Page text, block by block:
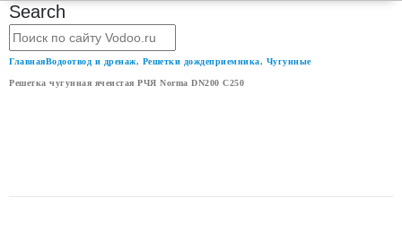
Search
ГлавнаяВодоотвод и дренаж, Решетки дождеприемника, Чугунные
Решетка чугунная ячеистая РЧЯ Norma DN200 C250